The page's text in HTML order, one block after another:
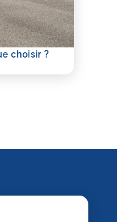
choisir ?